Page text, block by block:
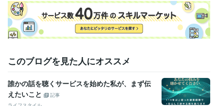
悩み相談・カウンセリング 人間関係、恋愛相談 コミュニケーション
力 話し相手、愚痴聞き メンタルコーチング メタ認知改善
人間関係 恋愛 悩み相談 愚痴聞き コミュニケーション
話し相手
コンプレックス
カウンセリング 副業 お金
ビジネス代行・事務代行 ココナラ販売サポート お金の悩み、副業支
レーニング
コピーライティング メタ認知の改善
ダイエット 悩み相談 カウンセリング
このブログを見た人にオススメ
誰かの話を聴くサービスを始めた私が、まず伝
えたいこと
記事